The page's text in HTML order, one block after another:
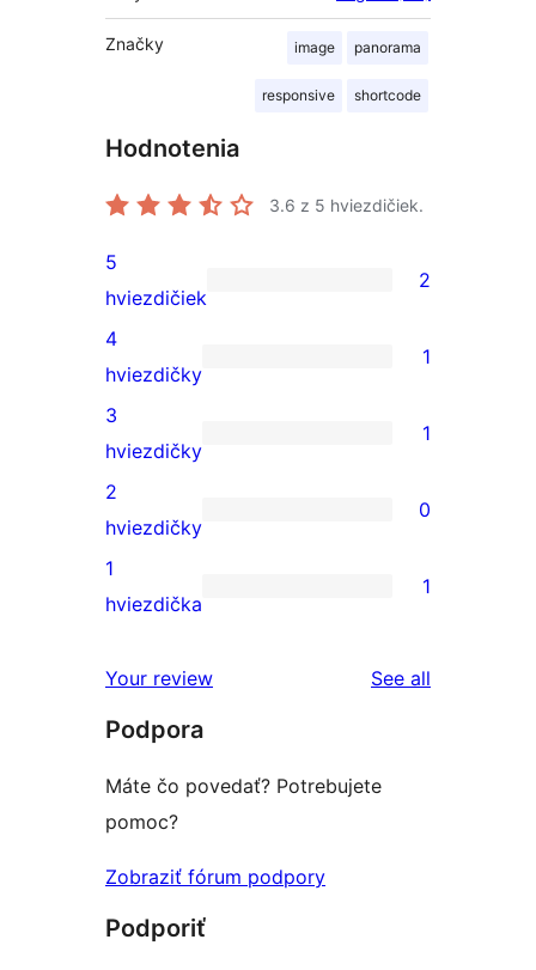
Značky image panorama
responsive shortcode
Hodnotenia
3.6 z 5 hviezdičiek.
2
recenzie
s
5-
hviezdičkovým
5
hviezdičiek
2
1
recenzia
s
4-
hviezdičkovým
4
hviezdičky
1
1
recenzia
s
3-
hviezdičkovým
3
hviezdičky
1
0
recenzií
s
hviezdičkovým
2
hviezdičky
0
1
s
hviezdičkovým
hodnotením
1
hviezdička
1
Your review See all
Podpora
Máte čo povedať? Potrebujete
pomoc?
Zobraziť fórum podpory
Podporiť